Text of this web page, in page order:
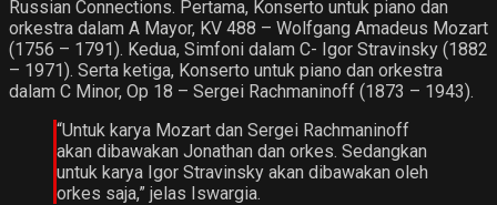
Russian Connections. Pertama, Konserto untuk piano dan
orkestra dalam A Mayor, KV 488 – Wolfgang Amadeus Mozart
(1756 – 1791). Kedua, Simfoni dalam C- Igor Stravinsky (1882
– 1971). Serta ketiga, Konserto untuk piano dan orkestra
dalam C Minor, Op 18 – Sergei Rachmaninoff (1873 – 1943).
“Untuk karya Mozart dan Sergei Rachmaninoff
akan dibawakan Jonathan dan orkes. Sedangkan
untuk karya Igor Stravinsky akan dibawakan oleh
orkes saja,” jelas Iswargia.